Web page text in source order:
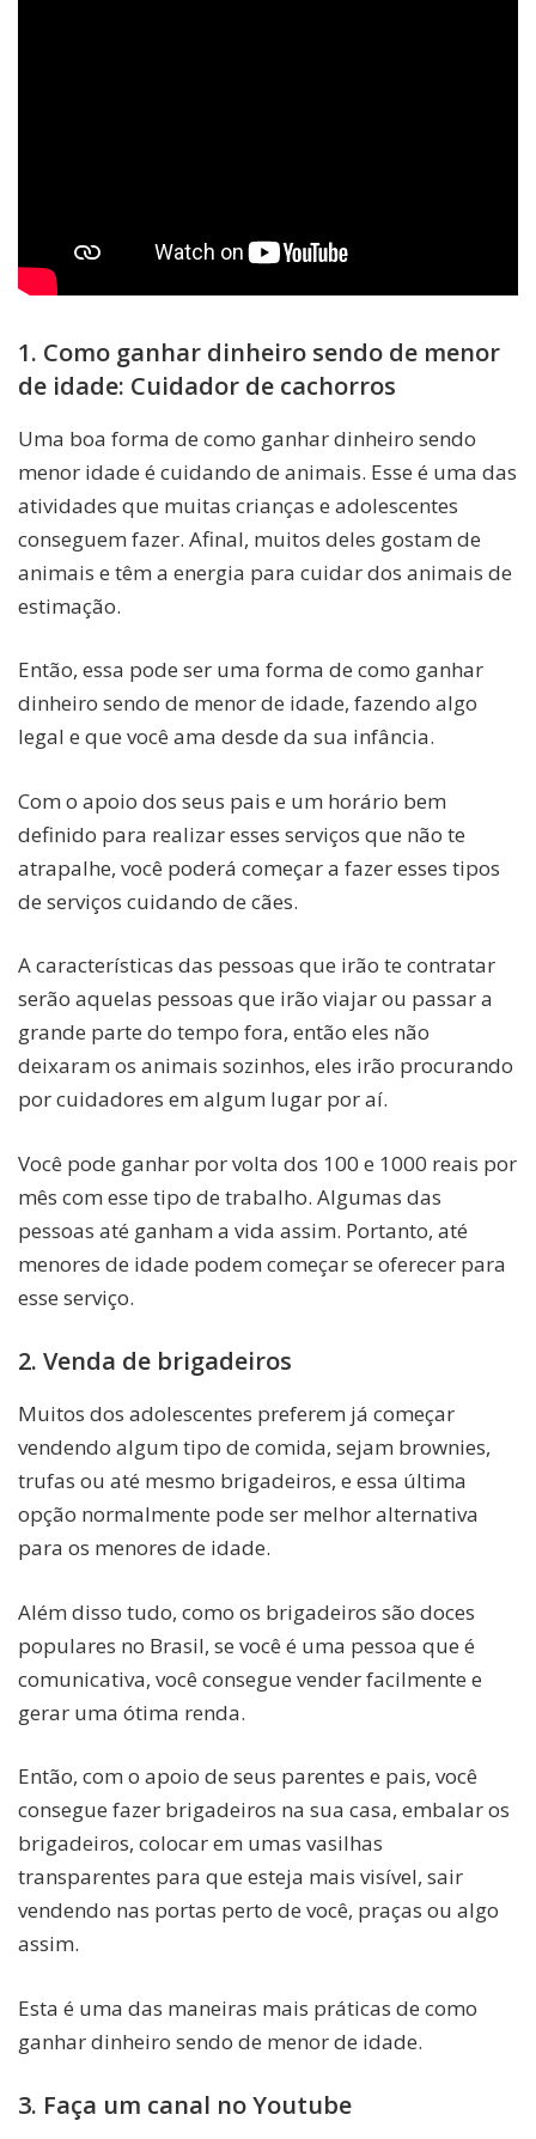
1. Como ganhar dinheiro sendo de menor
de idade: Cuidador de cachorros
Uma boa forma de como ganhar dinheiro sendo
menor idade é cuidando de animais. Esse é uma das
atividades que muitas crianças e adolescentes
conseguem fazer. Afinal, muitos deles gostam de
animais e têm a energia para cuidar dos animais de
estimação.
Então, essa pode ser uma forma de como ganhar
dinheiro sendo de menor de idade, fazendo algo
legal e que você ama desde da sua infância.
Com o apoio dos seus pais e um horário bem
definido para realizar esses serviços que não te
atrapalhe, você poderá começar a fazer esses tipos
de serviços cuidando de cães.
A características das pessoas que irão te contratar
serão aquelas pessoas que irão viajar ou passar a
grande parte do tempo fora, então eles não
deixaram os animais sozinhos, eles irão procurando
por cuidadores em algum lugar por aí.
Você pode ganhar por volta dos 100 e 1000 reais por
mês com esse tipo de trabalho. Algumas das
pessoas até ganham a vida assim. Portanto, até
menores de idade podem começar se oferecer para
esse serviço.
2. Venda de brigadeiros
Muitos dos adolescentes preferem já começar
vendendo algum tipo de comida, sejam brownies,
trufas ou até mesmo brigadeiros, e essa última
opção normalmente pode ser melhor alternativa
para os menores de idade.
Além disso tudo, como os brigadeiros são doces
populares no Brasil, se você é uma pessoa que é
comunicativa, você consegue vender facilmente e
gerar uma ótima renda.
Então, com o apoio de seus parentes e pais, você
consegue fazer brigadeiros na sua casa, embalar os
brigadeiros, colocar em umas vasilhas
transparentes para que esteja mais visível, sair
vendendo nas portas perto de você, praças ou algo
assim.
Esta é uma das maneiras mais práticas de como
ganhar dinheiro sendo de menor de idade.
3. Faça um canal no Youtube